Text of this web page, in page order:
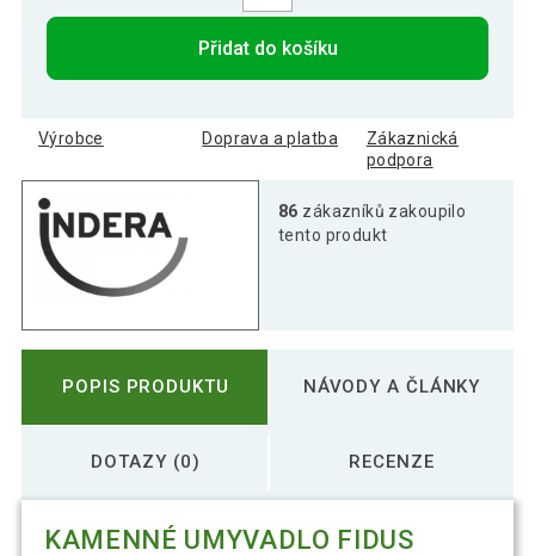
Přidat do košíku
Výrobce Doprava a platba
Zákaznická
podpora
86 zákazníků zakoupilo
tento produkt
POPIS PRODUKTU NÁVODY A ČLÁNKY
DOTAZY (0) RECENZE
KAMENNÉ UMYVADLO FIDUS